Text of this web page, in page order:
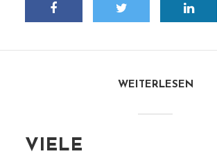
WEITERLESEN
VIELE